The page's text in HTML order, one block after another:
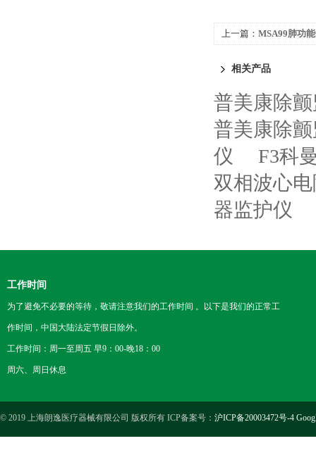
上一篇： MSA99肺功
相关产品
普美康除
普美康除
仪
F3科
双相波心
器监护仪
工作时间
为了避免不必要的等待，敬请注意我们的工作时间 。以下是我们的正常工
作时间，中国大陆法定节假日除外。
工作时间：周一至周五 早9：00-晚18：00
周六、周日休息
© 2019 上海朗逸医疗器械有限公司 版权所有 ICP备案号： 沪ICP备20003472号-4